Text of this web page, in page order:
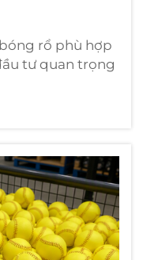
rổ phù hợp
tư quan trọng
hay sân vận
đỡ di động
dưới mặt
phí bảo trì và